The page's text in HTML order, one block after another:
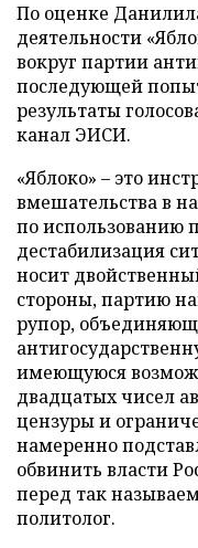
По оценке
деятельности
вокруг партии
последующей
результаты
канал ЭИСИ.
«Яблоко» – это
вмешательства в
по использованию
дестабилизация
носит
стороны, партию
рупор,
имеющуюся
двадцатых чисел
цензуры и
намеренно
обвинить власти
перед так
политолог.